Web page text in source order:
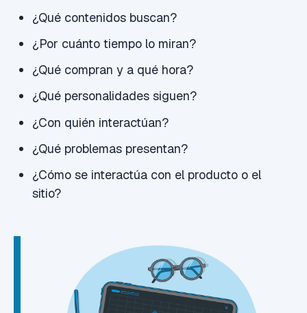
¿Qué contenidos buscan?
¿Por cuánto tiempo lo miran?
¿Qué compran y a qué hora?
¿Qué personalidades siguen?
¿Con quién interactúan?
¿Qué problemas presentan?
¿Cómo se interactúa con el producto o el
sitio?